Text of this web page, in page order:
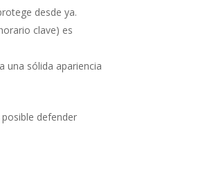
desde ya.
clave) es
una sólida apariencia
defender